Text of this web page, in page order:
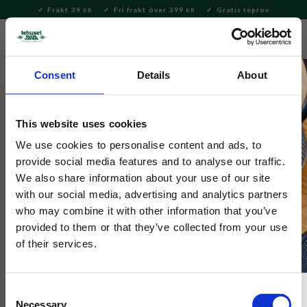
Consent Details About
This website uses cookies
We use cookies to personalise content and ads, to
provide social media features and to analyse our traffic.
We also share information about your use of our site
with our social media, advertising and analytics partners
who may combine it with other information that you’ve
provided to them or that they’ve collected from your use
of their services.
Necessary
Meny
Frakt 39 KR Fri frakt över 399 KR Gratis teprov
Servering & Dukning
Dunoon
Henley Instrumental
En kvalitetsmugg i benporslin till din musicerande vän. En mugg